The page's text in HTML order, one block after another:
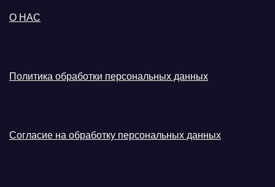
О НАС
Политика обработки персональных данных
Согласие на обработку персональных данных